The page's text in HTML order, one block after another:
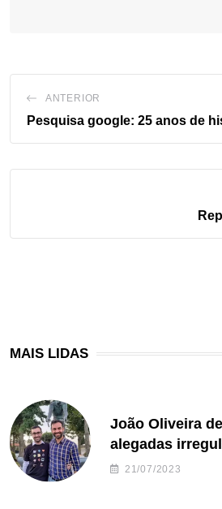
ANTERIOR
Pesquisa google: 25 anos de
MAIS LIDAS
João Oliveira
alegadas
de Freguesia S.
21/07/2023